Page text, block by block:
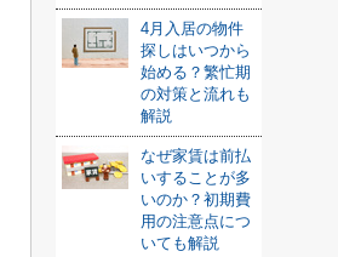
4月入居の物件
探しはいつから
始める？繁忙期
の対策と流れも
解説
なぜ家賃は前払
いすることが多
いのか？初期費
用の注意点につ
いても解説